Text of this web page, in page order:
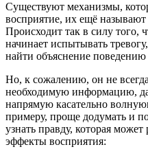
Существуют механизмы,
восприятие, их ещё
Происходит так в силу того,
начинает испытывать
найти объяснение
Но, к сожалению, он не
необходимую информацию, да
напрямую касательно
примеру, проще додумать и
узнать правду, которая
эффекты восприятия: